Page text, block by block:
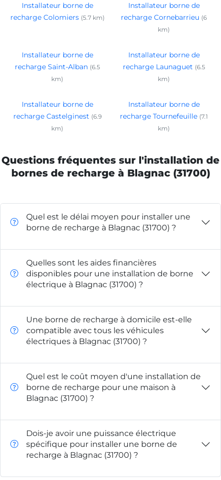
Installateur borne de
recharge Colomiers (5.7 km)
Installateur borne de
recharge Cornebarrieu (6
km)
Installateur borne de
recharge Saint-Alban (6.5
km)
Installateur borne de
recharge Launaguet (6.5
km)
Installateur borne de
recharge Castelginest (6.9
km)
Installateur borne de
recharge Tournefeuille (7.1
km)
Questions fréquentes sur l'installation de
bornes de recharge à Blagnac (31700)
Quel est le délai moyen pour installer une
borne de recharge à Blagnac (31700) ?
Quelles sont les aides financières
disponibles pour une installation de borne
électrique à Blagnac (31700) ?
Une borne de recharge à domicile est-elle
compatible avec tous les véhicules
électriques à Blagnac (31700) ?
Quel est le coût moyen d'une installation de
borne de recharge pour une maison à
Blagnac (31700) ?
Dois-je avoir une puissance électrique
spécifique pour installer une borne de
recharge à Blagnac (31700) ?